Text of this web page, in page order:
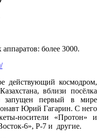
более 3000.
действующий космодром,
вблизи посёлка
запущен первый в мире
Юрий Гагарин. С него
носители «Протон» и
6», Р-7 и другие.